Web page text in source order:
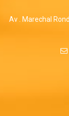
Av . Marechal